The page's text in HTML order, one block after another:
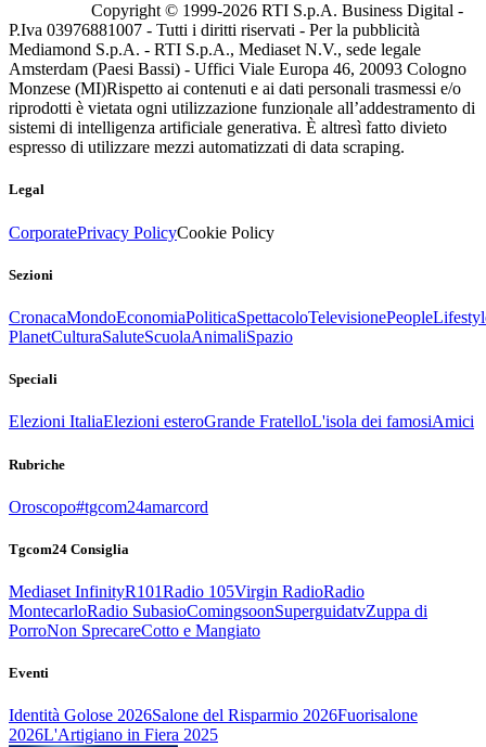
Copyright © 1999-2026 RTI S.p.A. Business Digital -
P.Iva 03976881007 - Tutti i diritti riservati - Per la pubblicità
Mediamond S.p.A. - RTI S.p.A., Mediaset N.V., sede legale
Amsterdam (Paesi Bassi) - Uffici Viale Europa 46, 20093 Cologno
Monzese (MI)Rispetto ai contenuti e ai dati personali trasmessi e/o
riprodotti è vietata ogni utilizzazione funzionale all’addestramento di
sistemi di intelligenza artificiale generativa. È altresì fatto divieto
espresso di utilizzare mezzi automatizzati di data scraping.
Legal
CorporatePrivacy PolicyCookie Policy
Sezioni
CronacaMondoEconomiaPoliticaSpettacoloTelevisionePeople
PlanetCulturaSaluteScuolaAnimaliSpazio
Speciali
Elezioni ItaliaElezioni esteroGrande FratelloL'isola dei famosiAmici
Rubriche
Oroscopo#tgcom24amarcord
Tgcom24 Consiglia
Mediaset InfinityR101Radio 105Virgin RadioRadio
MontecarloRadio SubasioComingsoonSuperguidatvZuppa di
PorroNon SprecareCotto e Mangiato
Eventi
Identità Golose 2026Salone del Risparmio 2026Fuorisalone
2026L'Artigiano in Fiera 2025